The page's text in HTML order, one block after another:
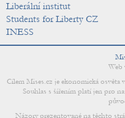
Liberální institut
Students for Liberty CZ
INESS
Web
Cílem Mises.cz je ekonomická osvěta
Souhlas s šířením platí jen pro
Názory prezentované na těchto